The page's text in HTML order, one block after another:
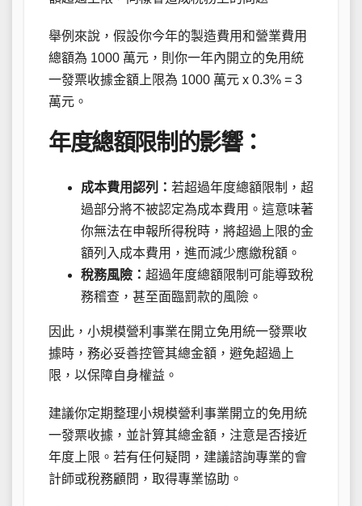
舉例來說，假設你今年的製造費用和營業費用
總額為 1000 萬元，則你一年內開立的免用統
一發票收據金額上限為 1000 萬元 x 0.3% = 3
萬元。
年度總額限制的影響：
成本費用認列： 若超過年度總額限制，超
過部分將不被認定為成本費用。這意味著
你無法在申報所得稅時，將超過上限的金
額列入成本費用，進而減少應繳稅額。
稅務風險： 超過年度總額限制可能導致稅
務稽查，甚至面臨罰款的風險。
因此，小規模營利事業在開立免用統一發票收
據時，務必妥善控管其總金額，避免超過上
限，以保障自身權益。
建議你定期整理小規模營利事業開立的免用統
一發票收據，並計算其總金額，注意是否接近
年度上限。若有任何疑問，建議諮詢專業的會
計師或稅務顧問，取得專業協助。